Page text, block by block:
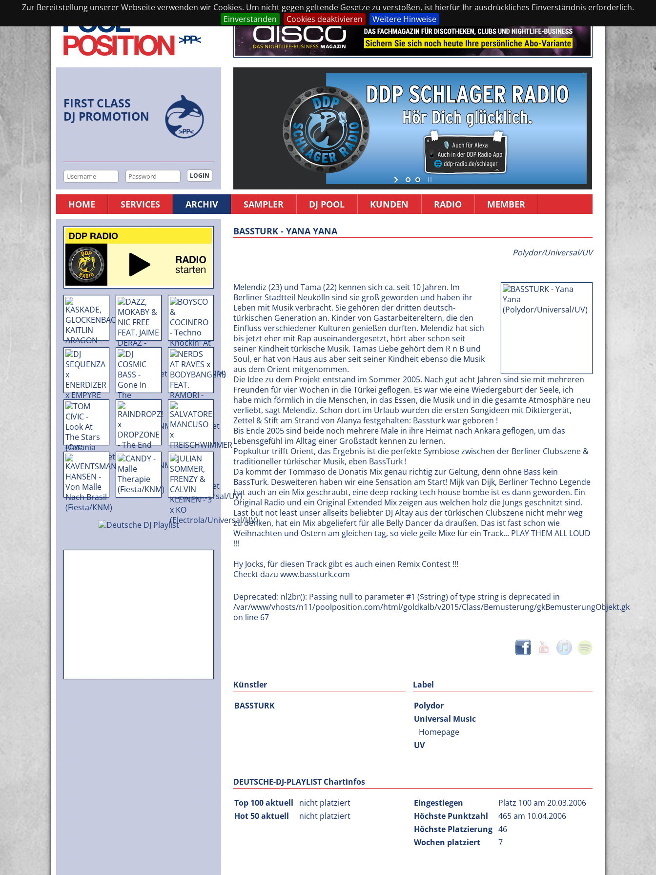
Zur Bereitstellung unserer Webseite verwenden wir Cookies. Um nicht gegen geltende Gesetze zu verstoßen, ist hierfür Ihr ausdrückliches Einverständnis erforderlich.
Einverstanden
Cookies deaktivieren Weitere Hinweise
FIRST CLASS
DJ PROMOTION
HOME SERVICES ARCHIV SAMPLER DJ POOL KUNDEN RADIO MEMBER
BASSTURK - YANA YANA
Polydor/Universal/UV
Melendiz (23) und Tama (22) kennen sich ca. seit 10 Jahren. Im
Berliner Stadtteil Neukölln sind sie groß geworden und haben ihr
Leben mit Musik verbracht. Sie gehören der dritten deutsch-
türkischen Generation an. Kinder von Gastarbeitereltern, die den
Einfluss verschiedener Kulturen genießen durften. Melendiz hat sich
bis jetzt eher mit Rap auseinandergesetzt, hört aber schon seit
seiner Kindheit türkische Musik. Tamas Liebe gehört dem R n B und
Soul, er hat von Haus aus aber seit seiner Kindheit ebenso die Musik
aus dem Orient mitgenommen.
Die Idee zu dem Projekt entstand im Sommer 2005. Nach gut acht Jahren sind sie mit mehreren
Freunden für vier Wochen in die Türkei geflogen. Es war wie eine Wiedergeburt der Seele, ich
habe mich förmlich in die Menschen, in das Essen, die Musik und in die gesamte Atmosphäre neu
verliebt, sagt Melendiz. Schon dort im Urlaub wurden die ersten Songideen mit Diktiergerät,
Zettel & Stift am Strand von Alanya festgehalten: Bassturk war geboren !
Bis Ende 2005 sind beide noch mehrere Male in ihre Heimat nach Ankara geflogen, um das
Lebensgefühl im Alltag einer Großstadt kennen zu lernen.
Popkultur trifft Orient, das Ergebnis ist die perfekte Symbiose zwischen der Berliner Clubszene &
traditioneller türkischer Musik, eben BassTurk !
Da kommt der Tommaso de Donatis Mix genau richtig zur Geltung, denn ohne Bass kein
BassTurk. Desweiteren haben wir eine Sensation am Start! Mijk van Dijk, Berliner Techno Legende
hat auch an ein Mix geschraubt, eine deep rocking tech house bombe ist es dann geworden. Ein
Original Radio und ein Original Extended Mix zeigen aus welchen holz die Jungs geschnitzt sind.
Last but not least unser allseits beliebter DJ Altay aus der türkischen Clubszene nicht mehr weg
zu denken, hat ein Mix abgeliefert für alle Belly Dancer da draußen. Das ist fast schon wie
Weihnachten und Ostern am gleichen tag, so viele geile Mixe für ein Track... PLAY THEM ALL LOUD
!!!
Hy Jocks, für diesen Track gibt es auch einen Remix Contest !!!
Checkt dazu www.bassturk.com
Deprecated: nl2br(): Passing null to parameter #1 ($string) of type string is deprecated in
/var/www/vhosts/n11/poolposition.com/html/goldkalb/v2015/Class/Bemusterung/gkBemusterungObjekt.gk
on line 67
Künstler
BASSTURK
Label
Polydor
Universal Music
Homepage
UV
DEUTSCHE-DJ-PLAYLIST Chartinfos
Top 100 aktuell
nicht platziert
Hot 50 aktuell
nicht platziert
Eingestiegen
Platz 100 am 20.03.2006
Höchste Punktzahl
465 am 10.04.2006
Höchste Platzierung 46
Wochen platziert
7